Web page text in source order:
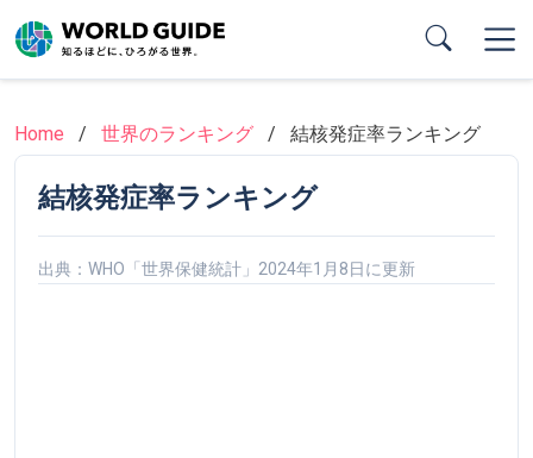
to
main
Home
世界のランキング 結核発症率ランキング
結核発症率ランキング
出典：WHO「世界保健統計」2024年1月8日に更新